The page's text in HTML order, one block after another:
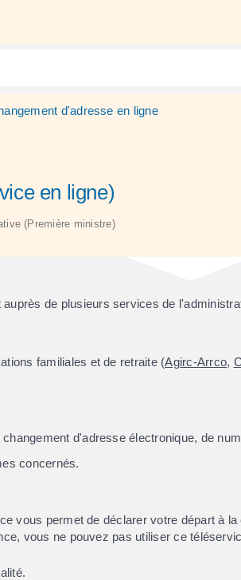
d'adresse en ligne
en ligne)
(Première ministre)
de plusieurs services de
familiales et de retraite (Agirc-Arrco,
d'adresse électronique, de
concernés.
vous permet de déclarer votre départ à
vous ne pouvez pas utiliser ce